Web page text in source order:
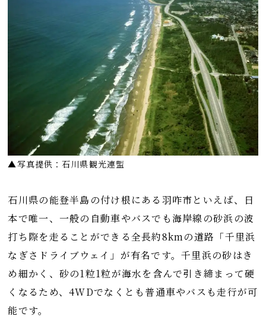
▲写真提供：石川県観光連盟
石川県の能登半島の付け根にある羽咋市といえば、日
本で唯一、一般の自動車やバスでも海岸線の砂浜の波
打ち際を走ることができる全長約8kmの道路「千里浜
なぎさドライブウェイ」が有名です。千里浜の砂はき
め細かく、砂の1粒1粒が海水を含んで引き締まって硬
くなるため、4WDでなくとも普通車やバスも走行が可
能です。